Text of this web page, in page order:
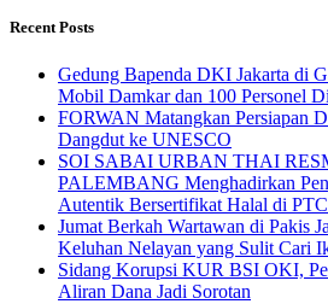
Recent Posts
Gedung Bapenda DKI Jakarta di
Mobil Damkar dan 100 Personel
FORWAN Matangkan Persiapan
Dangdut ke UNESCO
SOI SABAI URBAN THAI
PALEMBANG Menghadirkan
Autentik Bersertifikat Halal di
Jumat Berkah Wartawan di Pakis
Keluhan Nelayan yang Sulit Cari
Sidang Korupsi KUR BSI OKI,
Aliran Dana Jadi Sorotan